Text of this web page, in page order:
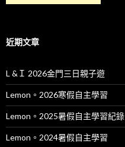
近期文章
L &Ｉ 2026金門三日親子遊
Lemon。2026寒假自主學習
Lemon。2025暑假自主學習紀錄
Lemon。2024暑假自主學習